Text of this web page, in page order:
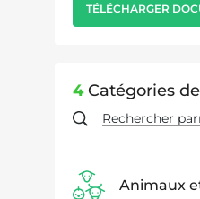
TÉLÉCHARGER
4Catégories
Animaux